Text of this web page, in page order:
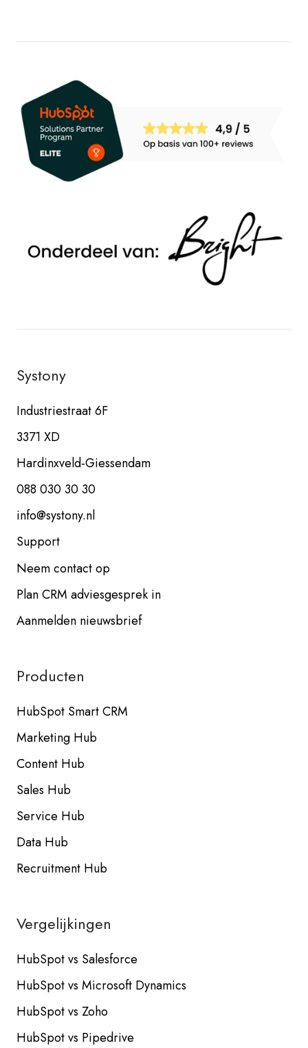
Systony
Industriestraat 6F
3371 XD
Hardinxveld-Giessendam
088 030 30 30
info@systony.nl
Support
Neem contact op
Plan CRM adviesgesprek in
Aanmelden nieuwsbrief
Producten
HubSpot Smart CRM
Marketing Hub
Content Hub
Sales Hub
Service Hub
Data Hub
Recruitment Hub
Vergelijkingen
HubSpot vs Salesforce
HubSpot vs Microsoft Dynamics
HubSpot vs Zoho
HubSpot vs Pipedrive